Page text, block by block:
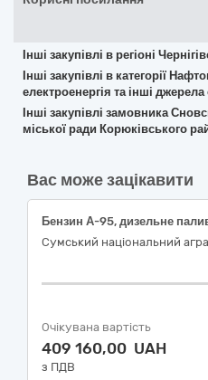
Інші закупівлі в регіоні
Інші закупівлі в категорії
електроенергія та інші джерела
Інші закупівлі замовника
міської ради Корюківського
Вас може зацікавити
Бензин А-95, дизельне
Сумський національний
Очікувана вартість
409 160,00 UAH
з ПДВ